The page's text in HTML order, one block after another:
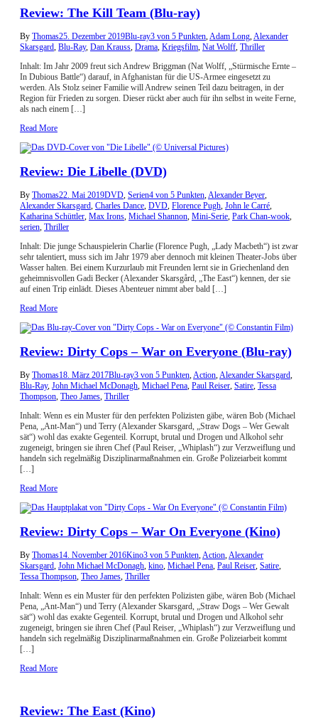
Review: The Kill Team (Blu-ray)
By Thomas25. Dezember 2019Blu-ray3 von 5 Punkten,Adam Long,Alexander
Skarsgard, Blu-Ray, Dan Krauss, Drama, Kriegsfilm, Nat Wolff, Thriller
Inhalt: Im Jahr 2009 freut sich Andrew Briggman (Nat Wolff, „Stürmische Ernte –
In Dubious Battle“) darauf, in Afghanistan für die US-Armee eingesetzt zu
werden. Als Stolz seiner Familie will Andrew seinen Teil dazu beitragen, in der
Region für Frieden zu sorgen. Dieser rückt aber auch für ihn selbst in weite Ferne,
als nach einem […]
Read More
Review: Die Libelle (DVD)
By Thomas22. Mai 2019DVD, Serien4 von 5 Punkten,Alexander Beyer,
Alexander Skarsgard, Charles Dance, DVD, Florence Pugh, John le Carré,
Katharina Schüttler, Max Irons, Michael Shannon, Mini-Serie, Park Chan-wook,
serien, Thriller
Inhalt: Die junge Schauspielerin Charlie (Florence Pugh, „Lady Macbeth“) ist zwar
sehr talentiert, muss sich im Jahr 1979 aber dennoch mit kleinen Theater-Jobs über
Wasser halten. Bei einem Kurzurlaub mit Freunden lernt sie in Griechenland den
geheimnisvollen Gadi Becker (Alexander Skarsgård, „The East“) kennen, der sie
auf einen Trip einlädt. Dieses Abenteuer nimmt aber bald […]
Read More
Review: Dirty Cops – War on Everyone (Blu-ray)
By Thomas18. März 2017Blu-ray3 von 5 Punkten Action Alexander Skarsgard
Blu-Ray, John Michael McDonagh Michael Pena Paul Reiser Satire Tessa
Thompson Theo James Thriller
Inhalt: Wenn es ein Muster für den perfekten Polizisten gäbe, wären Bob (Michael
Pena, „Ant-Man“) und Terry (Alexander Skarsgard, „Straw Dogs – Wer Gewalt
sät“) wohl das exakte Gegenteil. Korrupt, brutal und Drogen und Alkohol sehr
zugeneigt, bringen sie ihren Chef (Paul Reiser, „Whiplash“) zur Verzweiflung und
handeln sich regelmäßig Disziplinarmaßnahmen ein. Große Polizeiarbeit kommt
[…]
Read More
Review: Dirty Cops – War On Everyone (Kino)
By Thomas14. November 2016Kino3 von 5 Punkten Action Alexander
Skarsgard John Michael McDonagh kino Michael Pena Paul Reiser Satire
Tessa Thompson Theo James Thriller
Inhalt: Wenn es ein Muster für den perfekten Polizisten gäbe, wären Bob (Michael
Pena, „Ant-Man“) und Terry (Alexander Skarsgard, „Straw Dogs – Wer Gewalt
sät“) wohl das exakte Gegenteil. Korrupt, brutal und Drogen und Alkohol sehr
zugeneigt, bringen sie ihren Chef (Paul Reiser, „Whiplash“) zur Verzweiflung und
handeln sich regelmäßig Disziplinarmaßnahmen ein. Große Polizeiarbeit kommt
[…]
Read More
Review: The East (Kino)